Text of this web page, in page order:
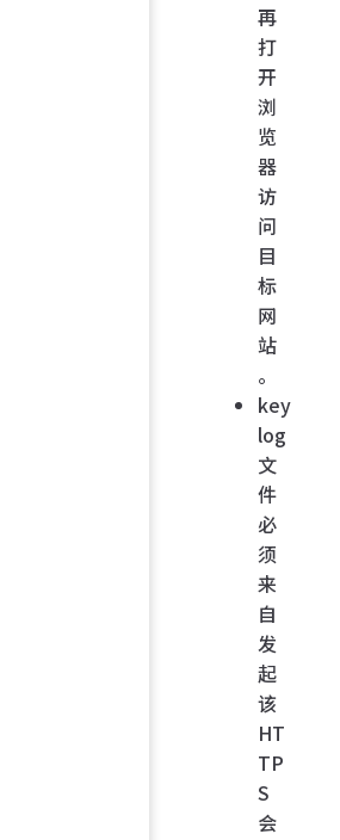
再
打
开
浏
览
器
访
问
目
标
网
站
。
key
log
文
件
必
须
来
自
发
起
该
HT
TP
S
会